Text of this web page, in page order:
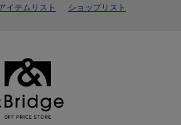
イテムリスト ショップリスト